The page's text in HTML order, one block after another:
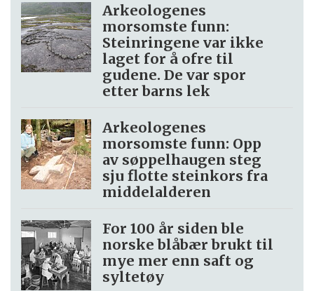
Arkeologenes
morsomste funn:
Steinringene var ikke
laget for å ofre til
gudene. De var spor
etter barns lek
Arkeologenes
morsomste funn: Opp
av søppel­haugen steg
sju flotte steinkors fra
middelalderen
For 100 år siden ble
norske blåbær brukt til
mye mer enn saft og
syltetøy